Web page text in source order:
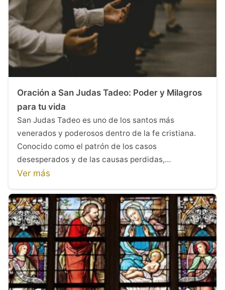
Oración a San Judas Tadeo: Poder y Milagros
para tu vida
San Judas Tadeo es uno de los santos más
venerados y poderosos dentro de la fe cristiana.
Conocido como el patrón de los casos
desesperados y de las causas perdidas,…
Ver más